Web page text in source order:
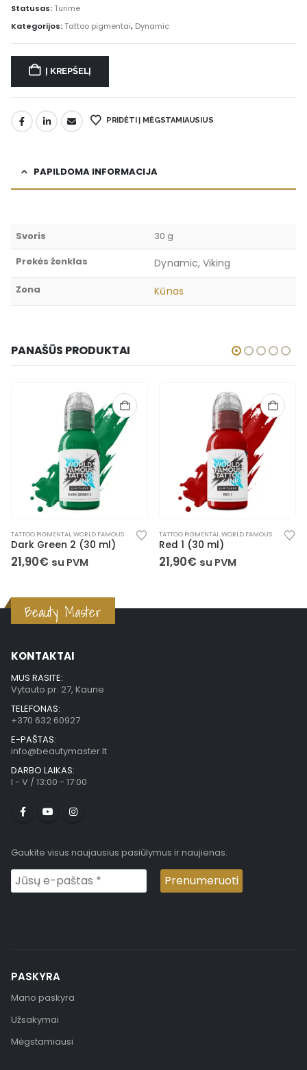
Statusas:Turime
Kategorijos:Tattoo pigmentai, Dynamic
Į KREPŠELĮ
PRIDĖTI Į MĖGSTAMIAUSIUS
PAPILDOMA INFORMACIJA
Svoris
30 g
Prekės ženklas
Dynamic, Viking
Zona Kūnas
PANAŠŪS PRODUKTAI
TATTOO PIGMENTAI,WORLD FAMOUS
Dark Green 2 (30 ml)
21,90€ su PVM
TATTOO PIGMENTAI,WORLD FAMOUS
Red 1 (30 ml)
21,90€ su PVM
Beauty Master
KONTAKTAI
MUS RASITE:
Vytauto pr. 27, Kaune
TELEFONAS:
+370 632 60927
E-PAŠTAS:
info@beautymaster.lt
DARBO LAIKAS:
I - V / 13:00 - 17:00
Gaukite visus naujausius pasiūlymus ir naujienas.
PASKYRA
Mano paskyra
Užsakymai
Mėgstamiausi